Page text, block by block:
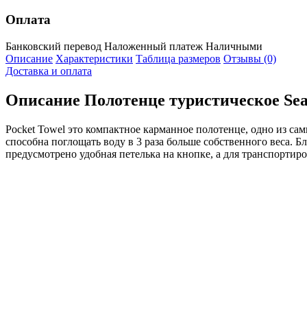
Оплата
Банковский перевод Наложенный платеж Наличными
Описание Характеристики Таблица размеров Отзывы (0)
Доставка и оплата
Описание Полотенце туристическое
Pocket Towel это компактное карманное полотенце, одно из
способна поглощать воду в 3 раза больше собственного веса.
предусмотрено удобная петелька на кнопке, а для